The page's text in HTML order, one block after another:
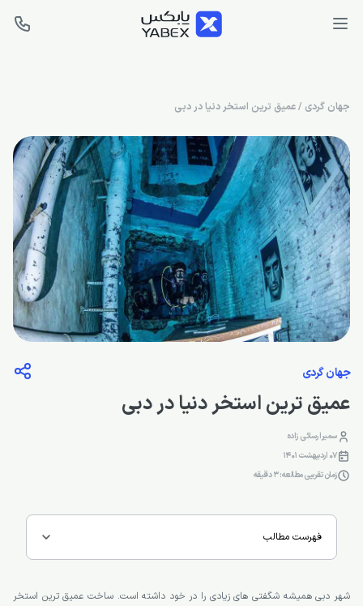
جهان گردی /عمیق ترین استخر دنیا در دبی
جهان گردی
عمیق ترین استخر دنیا در دبی
سمیرا رسائی زاده
07 اردیبهشت 1401
زمان تقریبی مطالعه: 3 دقیقه
فهرست مطالب
شهر دبی همیشه شگفتی های زیادی را در خود داشته است. ساخت عمیق ترین استخر